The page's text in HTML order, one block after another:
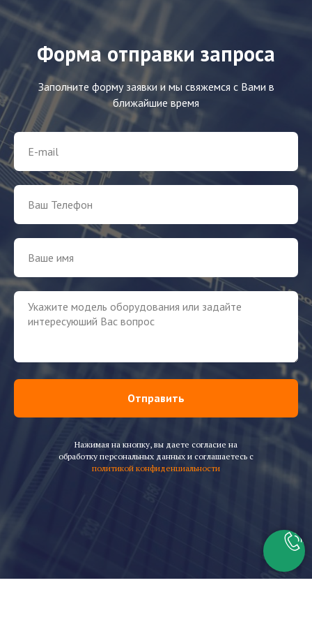
Форма отправки запроса
Заполните форму заявки и мы свяжемся с Вами в
ближайшие время
Отправить
Нажимая на кнопку, вы даете согласие на
обработку персональных данных и соглашаетесь c
политикой конфиденциальности